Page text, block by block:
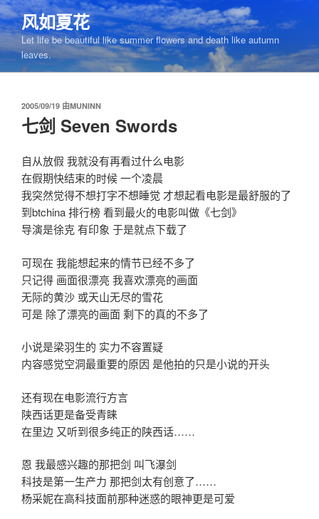
跳
至
容
风如夏花
Let life be beautiful like summer flowers and death like autumn
leaves.
发
布
于
2005/09/19 由MUNINN
七剑 Seven Swords
自从放假 我就没有再看过什么电影
在假期快结束的时候 一个凌晨
我突然觉得不想打字不想睡觉 才想起看电影是最舒服的了
到btchina 排行榜 看到最火的电影叫做《七剑》
导演是徐克 有印象 于是就点下载了
可现在 我能想起来的情节已经不多了
只记得 画面很漂亮 我喜欢漂亮的画面
无际的黄沙 或天山无尽的雪花
可是 除了漂亮的画面 剩下的真的不多了
小说是梁羽生的 实力不容置疑
内容感觉空洞最重要的原因 是他拍的只是小说的开头
还有现在电影流行方言
陕西话更是备受青睐
在里边 又听到很多纯正的陕西话……
恩 我最感兴趣的那把剑 叫飞瀑剑
科技是第一生产力 那把剑太有创意了……
杨采妮在高科技面前那种迷惑的眼神更是可爱